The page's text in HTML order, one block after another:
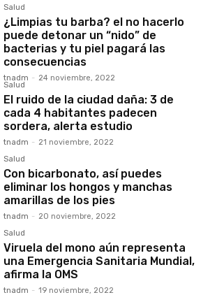
Salud
¿Limpias tu barba? el no hacerlo
puede detonar un “nido” de
bacterias y tu piel pagará las
consecuencias
tnadm - 24 noviembre, 2022
Salud
El ruido de la ciudad daña: 3 de
cada 4 habitantes padecen
sordera, alerta estudio
tnadm - 21 noviembre, 2022
Salud
Con bicarbonato, así puedes
eliminar los hongos y manchas
amarillas de los pies
tnadm - 20 noviembre, 2022
Salud
Viruela del mono aún representa
una Emergencia Sanitaria Mundial,
afirma la OMS
tnadm - 19 noviembre, 2022